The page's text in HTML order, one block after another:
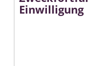
Einwilligung